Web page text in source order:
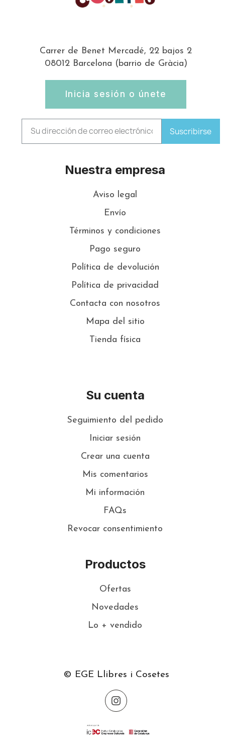
Carrer de Benet Mercadé, 22 bajos 2
08012 Barcelona (barrio de Gràcia)
Inicia sesión o únete
Suscribirse
Nuestra empresa
Aviso legal
Envío
Términos y condiciones
Pago seguro
Política de devolución
Política de privacidad
Contacta con nosotros
Mapa del sitio
Tienda física
Su cuenta
Seguimiento del pedido
Iniciar sesión
Crear una cuenta
Mis comentarios
Mi información
FAQs
Revocar consentimiento
Productos
Ofertas
Novedades
Lo + vendido
© EGE Llibres i Cosetes